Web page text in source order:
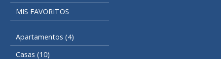
MIS FAVORITOS
Apartamentos (4)
Casas (10)